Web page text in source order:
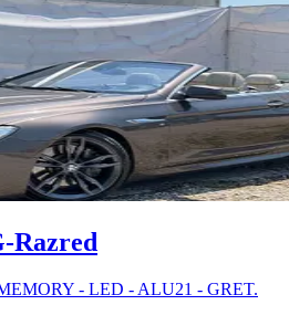
Razred
- LED - ALU21 - GRET.